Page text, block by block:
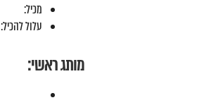
מכיל:
עלול להכיל:
מותג ראשי: